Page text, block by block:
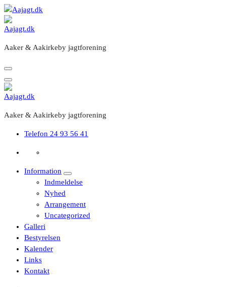
Videre
til
indhold
Aaker & Aakirkeby jagtforening
Aaker & Aakirkeby jagtforening
Telefon 24 93 56 41
Information
Indmeldelse
Nyhed
Arrangement
Uncategorized
Galleri
Bestyrelsen
Kalender
Links
Kontakt